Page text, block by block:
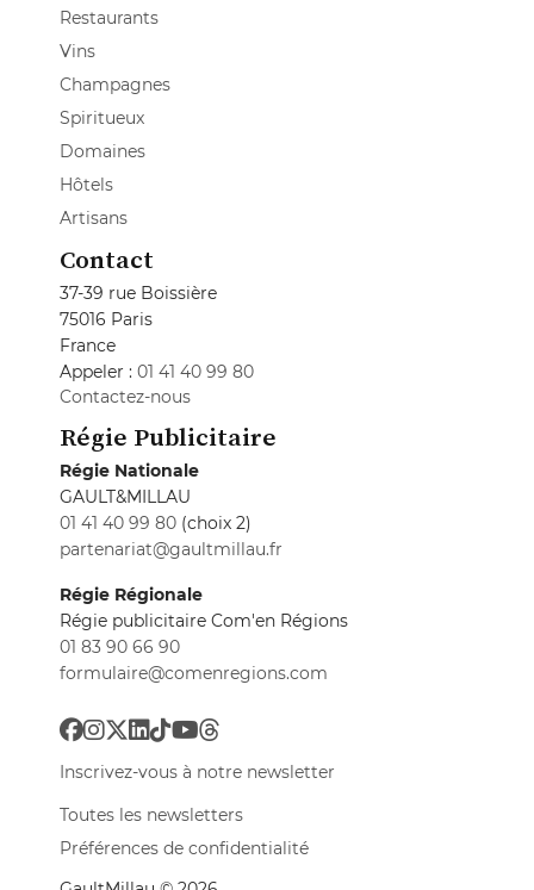
Restaurants
Vins
Champagnes
Spiritueux
Domaines
Hôtels
Artisans
Contact
37-39 rue Boissière
75016 Paris
France
Appeler : 01 41 40 99 80
Contactez-nous
Régie Publicitaire
Régie Nationale
GAULT&MILLAU
01 41 40 99 80 (choix 2)
partenariat@gaultmillau.fr
Régie Régionale
Régie publicitaire Com'en Régions
01 83 90 66 90
formulaire@comenregions.com
Inscrivez-vous à notre newsletter
Toutes les newsletters
Préférences de confidentialité